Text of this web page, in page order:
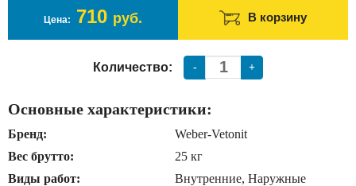
Цена: 710 руб. В корзину
Количество: - +
Основные характеристики:
Бренд:
Weber-Vetonit
Вес брутто:
25 кг
Виды работ:
Внутренние, Наружные